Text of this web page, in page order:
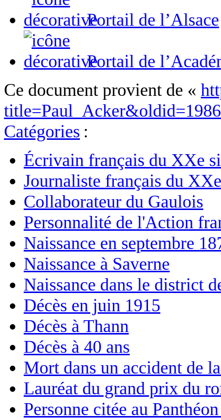
Portail de l’Alsace
Portail de
Ce document provient de «
Catégories :
Écrivain français du XXe
Journaliste français du
Collaborateur du Gaulois
Personnalité de l'Action
Naissance en septembre
Naissance à Saverne
Naissance dans le district
Décès en juin 1915
Décès à Thann
Décès à 40 ans
Mort dans un accident de
Lauréat du grand prix du
Personne citée au